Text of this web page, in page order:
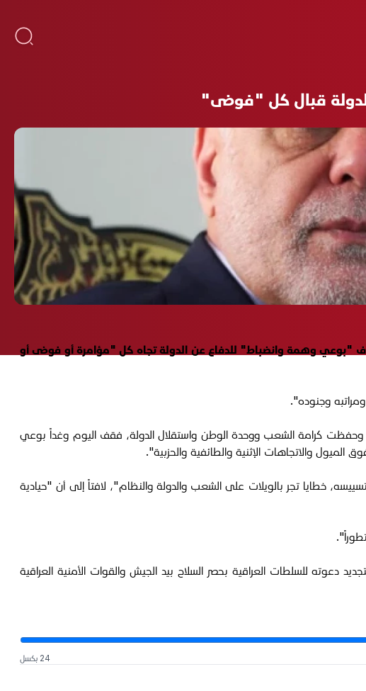
قبال كل "فوضى"
"بوعي وهمة وانضباط" للدفاع عن الدولة تجاه كل "مؤامرة أو فوضى أو
وحفظت كرامة الشعب ووحدة الوطن واستقلال الدولة، فقف اليوم وغداً بوعي
والاتجاهات الإثنية والطائفية والحزبية".
خطايا تجر بالويلات على الشعب والدولة والنظام"، لافتاً إلى أن "حيادية
للسلطات العراقية بحصر السلاح بيد الجيش والقوات الأمنية العراقية
24 بكسل